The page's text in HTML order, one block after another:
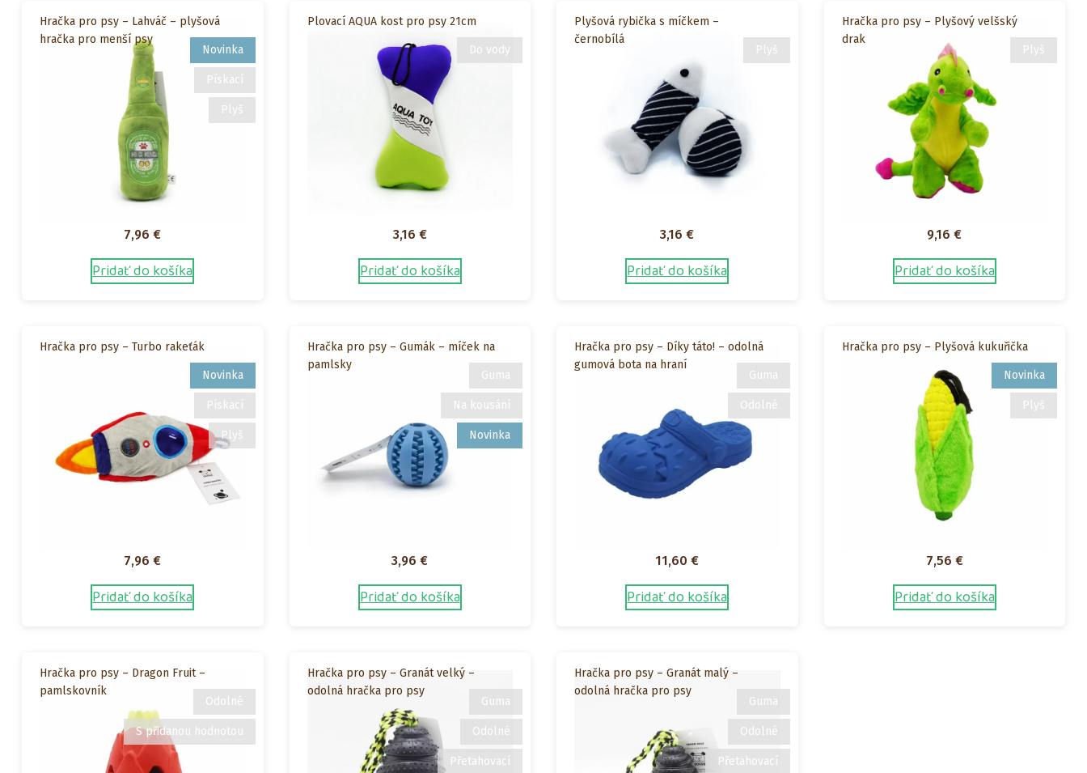
Novinka
Pískací
Plyš
Hračka pro psy – Lahváč – plyšová
hračka pro menší psy
7,96€
Pridať do košíka
Do vody
Plovací AQUA kost pro psy 21cm
3,16 €
Pridať do košíka
Plyš
Plyšová rybička s míčkem –
černobílá
3,16€
Pridať do košíka
Plyš
Hračka pro psy – Plyšový velšský
drak
9,16€
Pridať do košíka
Novinka
Pískací
Plyš
Hračka pro psy – Turbo rakeťák
7,96€
Pridať do košíka
Guma
Na kousání
Novinka
Hračka pro psy – Gumák – míček na
pamlsky
3,96€
Pridať do košíka
Guma
Odolné
Hračka pro psy – Díky táto! – odolná
gumová bota na hraní
11,60€
Pridať do košíka
Novinka
Plyš
Hračka pro psy – Plyšová kukuřička
7,56 €
Pridať do košíka
Odolné
S přidanou hodnotou
Hračka pro psy – Dragon Fruit –
pamlskovník
Guma
Odolné
Přetahovací
Hračka pro psy – Granát velký –
odolná hračka pro psy
Guma
Odolné
Přetahovací
Hračka pro psy – Granát malý –
odolná hračka pro psy